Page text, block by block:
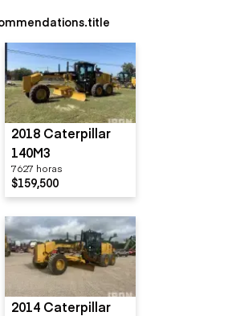
2018 Caterpillar
140M3
7627 horas
$159,500
2014 Caterpillar